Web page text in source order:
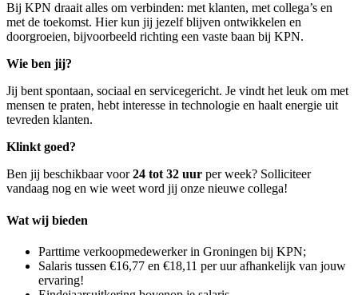
Bij KPN draait alles om verbinden: met klanten, met collega’s en
met de toekomst. Hier kun jij jezelf blijven ontwikkelen en
doorgroeien, bijvoorbeeld richting een vaste baan bij KPN.
Wie ben jij?
Jij bent spontaan, sociaal en servicegericht. Je vindt het leuk om met
mensen te praten, hebt interesse in technologie en haalt energie uit
tevreden klanten.
Klinkt goed?
Ben jij beschikbaar voor24 tot 32 uur per week? Solliciteer
vandaag nog en wie weet word jij onze nieuwe collega!
Wat wij bieden
Parttime verkoopmedewerker in Groningen bij KPN;
Salaris tussen €16,77 en €18,11 per uur afhankelijk van jouw
ervaring!